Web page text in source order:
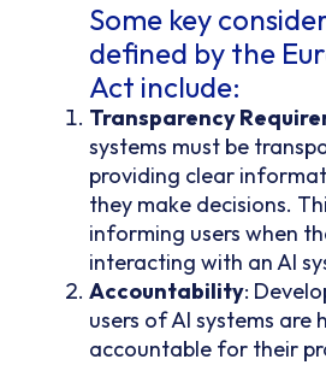
Some key
defined by the
Act include:
Transparency
systems must be
providing clear
they make decisions.
informing users when
interacting with an AI
Accountability:
users of AI systems are
accountable for their